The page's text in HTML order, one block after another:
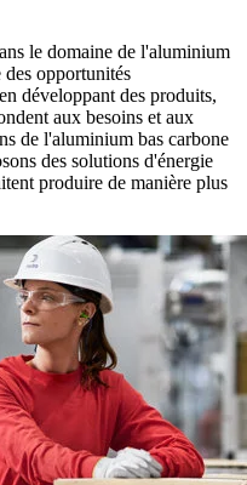
le domaine de l'aluminium
des opportunités
développant des produits,
aux besoins et aux
de l'aluminium bas carbone
des solutions d'énergie
produire de manière plus